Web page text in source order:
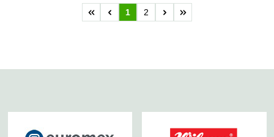
Seite
1 Seite
2